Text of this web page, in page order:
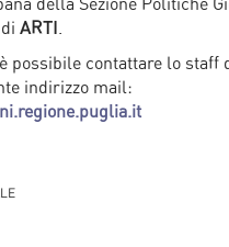
ARTI.
possibile contattare lo staff
indirizzo mail: